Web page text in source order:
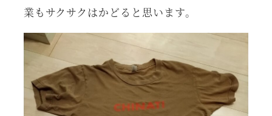
業もサクサクはかどると思います。